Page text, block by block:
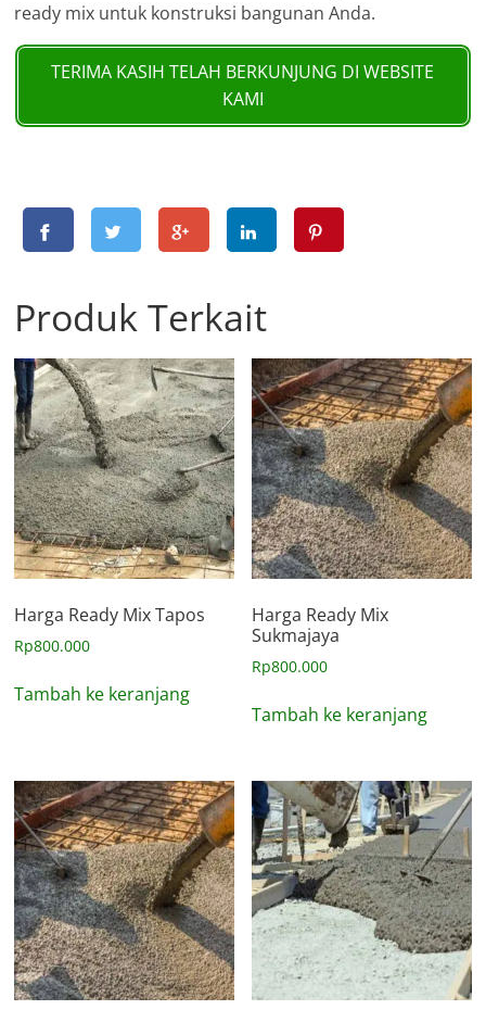
ready mix untuk konstruksi bangunan Anda.
TERIMA KASIH TELAH BERKUNJUNG DI WEBSITE
KAMI
Produk Terkait
Harga Ready Mix Tapos
Rp800.000
Tambah ke keranjang
Harga Ready Mix
Sukmajaya
Rp800.000
Tambah ke keranjang